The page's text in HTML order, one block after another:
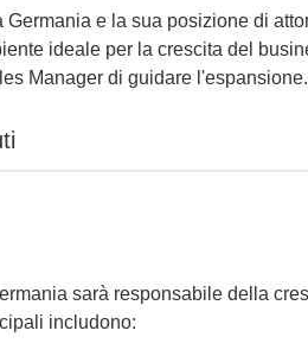
Germania e la sua posizione di
ideale per la crescita del
Manager di guidare l'espansione.
sarà responsabile della
includono: